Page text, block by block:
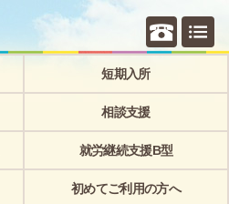
個別相
短期入所
相談支援
就労継続支援B型
初めてご利用の方へ